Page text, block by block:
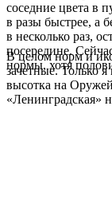
соседние цвета в
в разы быстрее, а
в несколько раз,
посередине.
нормы, хотя
В целом норм и
зачетные. Только
высотка на
«Ленинградская»